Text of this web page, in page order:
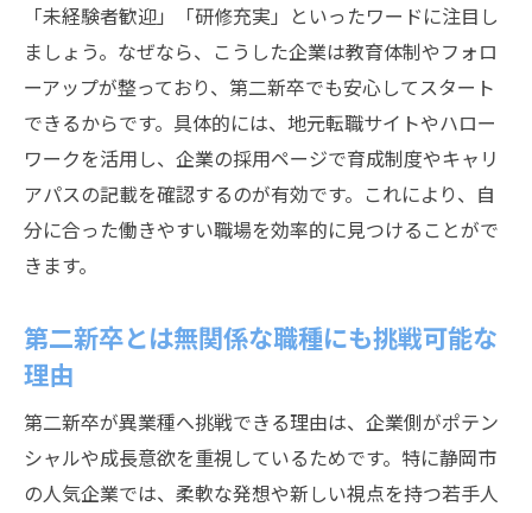
「未経験者歓迎」「研修充実」といったワードに注目し
ましょう。なぜなら、こうした企業は教育体制やフォロ
ーアップが整っており、第二新卒でも安心してスタート
できるからです。具体的には、地元転職サイトやハロー
ワークを活用し、企業の採用ページで育成制度やキャリ
アパスの記載を確認するのが有効です。これにより、自
分に合った働きやすい職場を効率的に見つけることがで
きます。
第二新卒とは無関係な職種にも挑戦可能な
理由
第二新卒が異業種へ挑戦できる理由は、企業側がポテン
シャルや成長意欲を重視しているためです。特に静岡市
の人気企業では、柔軟な発想や新しい視点を持つ若手人